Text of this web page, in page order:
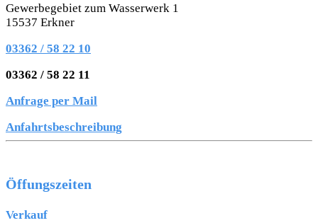
Gewerbegebiet zum Wasserwerk 1
15537 Erkner
03362 / 58 22 10
03362 / 58 22 11
Anfrage per Mail
Anfahrtsbeschreibung
Öffungszeiten
Verkauf